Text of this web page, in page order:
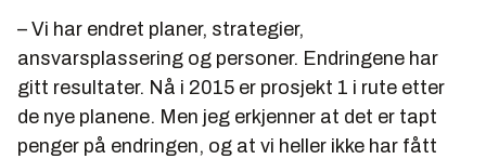
– Vi har endret planer, strategier,
ansvarsplassering og personer. Endringene har
gitt resultater. Nå i 2015 er prosjekt 1 i rute etter
de nye planene. Men jeg erkjenner at det er tapt
penger på endringen, og at vi heller ikke har fått